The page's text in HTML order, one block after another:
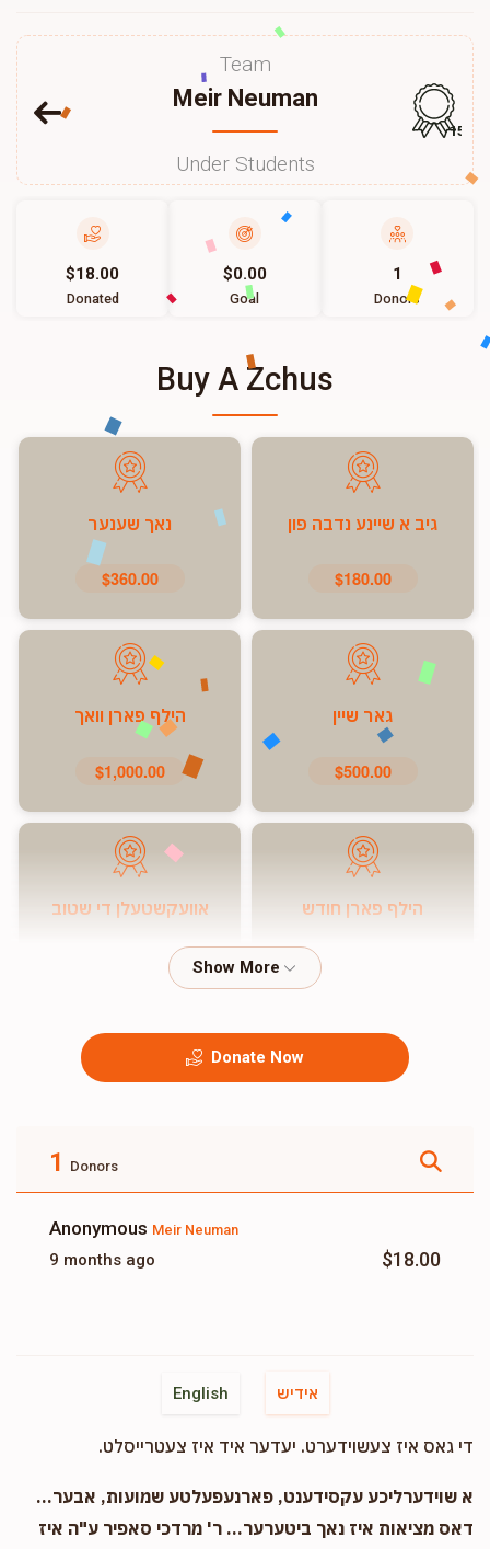
Team
Meir Neuman
Under Students
150
$18.00
Donated
$0.00
Goal
1
Donors
Buy A Zchus
גיב א שיינע נדבה פון
$180.00
נאך שענער
$360.00
גאר שיין
$500.00
הילף פארן וואך
$1,000.00
הילף פארן חודש אוועקשטעלן די שטוב
Donate Now
1 Donors
Anonymous Meir Neuman
9 months ago $18.00
English אידיש
די גאס איז צעשוידערט. יעדער איד איז צעטרייסלט.
א שוידערליכע עקסידענט, פארנעפעלטע שמועות, אבער...
דאס מציאות איז נאך ביטערער... ר' מרדכי סאפיר ע"ה איז